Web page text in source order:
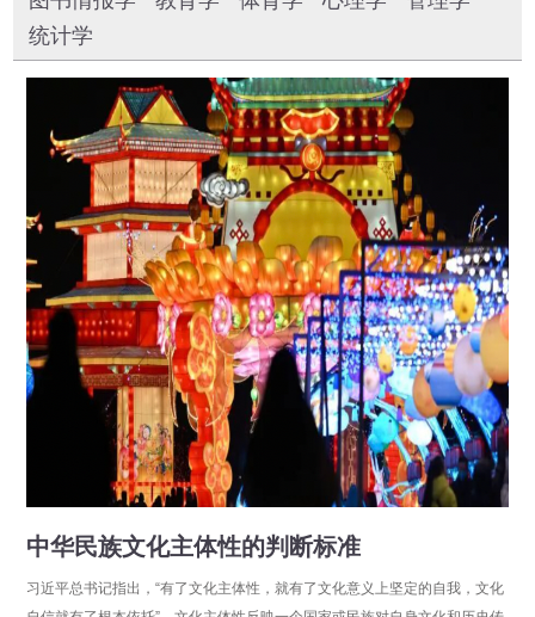
统计学
中华民族文化主体性的判断标准
习近平总书记指出，“有了文化主体性，就有了文化意义上坚定的自我，文化